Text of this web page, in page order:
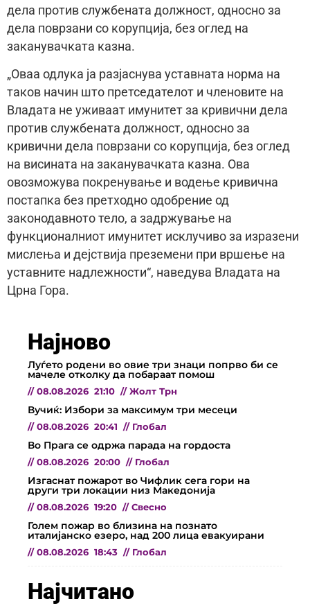
дела против службената должност, односно за
дела поврзани со корупција, без оглед на
заканувачката казна.
„Оваа одлука ја разјаснува уставната норма на
таков начин што претседателот и членовите на
Владата не уживаат имунитет за кривични дела
против службената должност, односно за
кривични дела поврзани со корупција, без оглед
на висината на заканувачката казна. Ова
овозможува покренување и водење кривична
постапка без претходно одобрение од
законодавното тело, а задржување на
функционалниот имунитет исклучиво за изразени
мислења и дејствија преземени при вршење на
уставните надлежности“, наведува Владата на
Црна Гора.
Најново
Луѓето родени во овие три знаци попрво би се
мачеле отколку да побараат помош
// 08.08.2026 21:10 // Жолт Трн
Вучиќ: Избори за максимум три месеци
// 08.08.2026 20:41 // Глобал
Во Прага се одржа парада на гордоста
// 08.08.2026 20:00 // Глобал
Изгаснат пожарот во Чифлик сега гори на
други три локации низ Македонија
// 08.08.2026 19:20 // Свесно
Голем пожар во близина на познато
италијанско езеро, над 200 лица евакуирани
// 08.08.2026 18:43 // Глобал
Најчитано